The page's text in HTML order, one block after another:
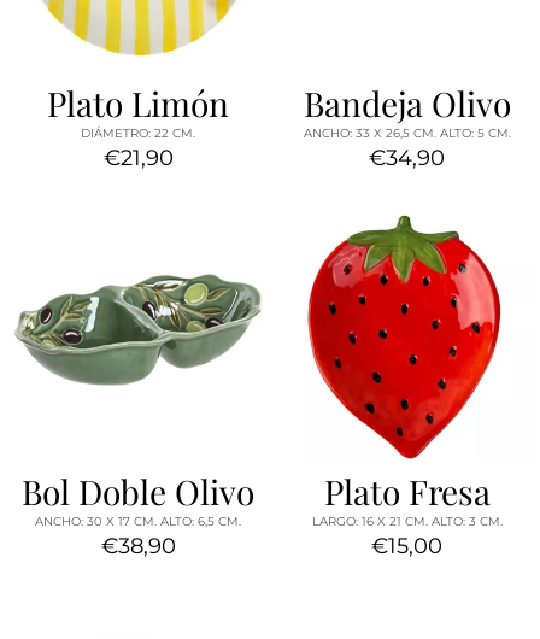
Plato Limón
DIÁMETRO: 22 CM.
€21,90
Bandeja Olivo
ANCHO: 33 X 26,5 CM. ALTO: 5 CM.
€34,90
Bol Doble Olivo
ANCHO: 30 X 17 CM. ALTO: 6,5 CM.
€38,90
Plato Fresa
LARGO: 16 X 21 CM. ALTO: 3 CM.
€15,00